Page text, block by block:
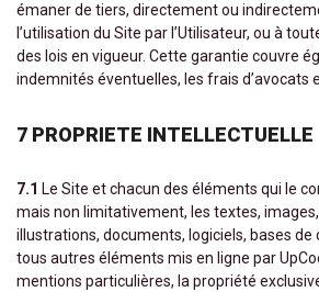
émaner de tiers, directement ou
l’utilisation du Site par l’Utilisateur, ou à
des lois en vigueur. Cette garantie couvre
indemnités éventuelles, les frais d’avocats
7 PROPRIETE INTELLECTUELLE
7.1 Le Site et chacun des éléments qui le
mais non limitativement, les textes,
illustrations, documents, logiciels, bases
tous autres éléments mis en ligne par
mentions particulières, la propriété